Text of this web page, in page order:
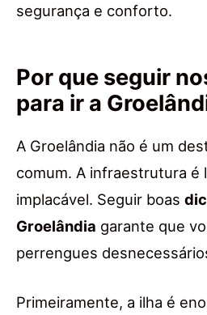
segurança e conforto.
Por que seguir
para ir a
A Groelândia não é um
comum. A infraestrutura é
implacável. Seguir boas
Groelândia garante que
perrengues
Primeiramente, a ilha é